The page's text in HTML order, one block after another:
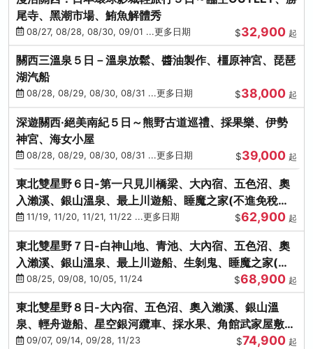
尾寺、黑潮市場、鮪魚解體秀
08/27, 08/28, 08/30, 09/01 ...更多日期 $32,900 起
關西三溫泉５日－溫泉放鬆、醬油製作、橿原神宮、琵琶
湖汽船
08/28, 08/29, 08/30, 08/31 ...更多日期 $38,000 起
深遊關西·絕美南紀５日～熊野古道巡禮、採果樂、伊勢
神宮、海女小屋
08/28, 08/29, 08/30, 08/31 ...更多日期 $39,000 起
東北雙星野６日-第一只見川橋梁、大內宿、五色沼、奧
入瀨溪、銀山溫泉、最上川遊船、睡魔之家(不進免稅店)
(仙/青)
11/19, 11/20, 11/21, 11/22 ...更多日期 $62,900 起
東北雙星野７日-白神山地、青池、大內宿、五色沼、奧
入瀨溪、銀山溫泉、最上川遊船、生剝鬼、睡魔之家(不
進免稅店)(仙/青)
08/25, 09/08, 10/05, 11/24 $68,900 起
東北雙星野８日-大內宿、五色沼、奧入瀨溪、銀山溫
泉、輕舟遊船、星空銀河纜車、採水果、角館武家屋敷
(不進免稅店)(仙/青)
09/07, 09/14, 09/28, 11/23 $74,900 起